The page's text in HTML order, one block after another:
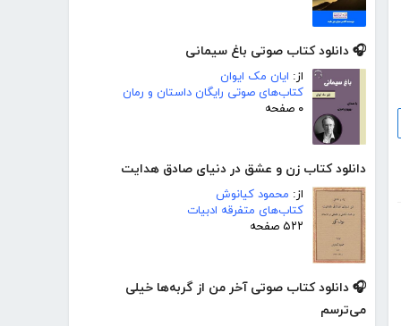
🎧 دانلود کتاب صوتی باغ سیمانی
از: ایان مک ایوان
کتاب‌های صوتی رایگان داستان و رمان
۰ صفحه
دانلود کتاب زن و عشق در دنیای صادق هدایت
از: محمود کیانوش
کتاب‌های متفرقه ادبیات
۵۲۲ صفحه
🎧 دانلود کتاب صوتی آخر من از گربه‌ها خیلی
می‌ترسم